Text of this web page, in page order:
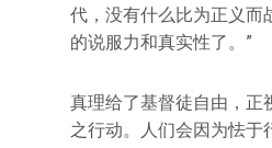
代，没有什么比为正义而
的说服力和真实性了。”
真理给了基督徒自由，正
之行动。人们会因为怯于